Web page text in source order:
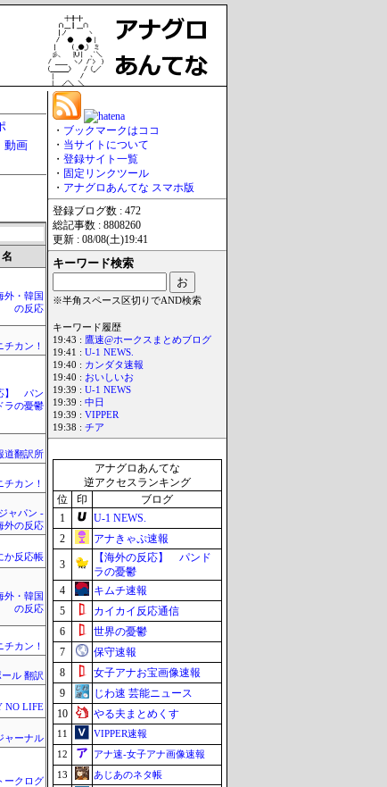
動画
外・韓国
の反応
チカン！
】 パン
ラの憂鬱
道翻訳所
チカン！
ャパン -
外の反応
か反応帳
外・韓国
の反応
チカン！
ル 翻訳
NO LIFE
ャーナル
ークログ
・ ブックマークはココ
・ 当サイトについて
・ 登録サイト一覧
・ 固定リンクツール
・ アナグロあんてな スマホ版
登録ブログ数 : 472
総記事数 : 8808260
更新 : 08/08(土)19:41
キーワード検索
※半角スペース区切りでAND検索
キーワード履歴
19:43 : 鷹速@ホークスまとめブログ
19:41 : U-1 NEWS.
19:40 : カンダタ速報
19:40 : おいしいお
19:39 : U-1 NEWS
19:39 : 中日
19:39 : VIPPER
19:38 : チア
アナグロあんてな
逆アクセスランキング
位
印
ブログ
1
U-1 NEWS.
2
アナきゃぷ速報
3
【海外の反応】 パンド
ラの憂鬱
4
キムチ速報
5
カイカイ反応通信
6
世界の憂鬱
7
保守速報
8
女子アナお宝画像速報
9
じわ速 芸能ニュース
10
やる夫まとめくす
11
VIPPER速報
12
アナ速‐女子アナ画像速報
13
あじあのネタ帳